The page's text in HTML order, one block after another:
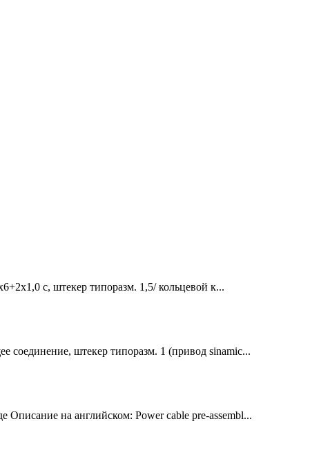
c, штекер типоразм. 1,5/ кольцевой к...
соединение, штекер типоразм. 1 (привод sinamic...
на английском: Power cable pre-assembl...